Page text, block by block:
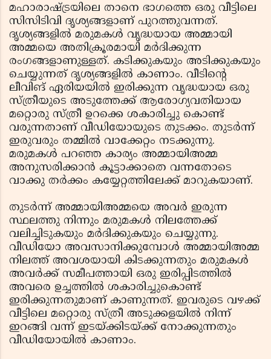
മഹാരാഷ്ട്രയിലെ താനെ ഭാഗത്തെ ഒരു വീട്ടിലെ
സിസിടിവി ദൃശ്യങ്ങളാണ് പുറത്തുവന്നത്.
ദൃശ്യങ്ങളില്‍ മരുമകള്‍ വൃദ്ധയായ അമ്മായി
അമ്മയെ അതിക്രൂരമായി മര്‍ദിക്കുന്ന
രംഗങ്ങളാണുള്ളത്. കടിക്കുകയും അടിക്കുകയും
ചെയ്യുന്നത് ദൃശ്യങ്ങളില്‍ കാണാം. വീടിന്റെ
ലീവിങ് ഏരിയയില്‍ ഇരിക്കുന്ന വൃദ്ധയായ ഒരു
സ്ത്രീയുടെ അടുത്തേക്ക് ആരോഗ്യവതിയായ
മറ്റൊരു സ്ത്രീ ഉറക്കെ ശകാരിച്ചു കൊണ്ട്
വരുന്നതാണ് വീഡിയോയുടെ തുടക്കം. തുടര്‍ന്ന്
ഇരുവരും തമ്മില്‍ വാക്കേറ്റം നടക്കുന്നു.
മരുമകള്‍ പറഞ്ഞ കാര്യം അമ്മായിഅമ്മ
അനുസരിക്കാന്‍ കൂട്ടാക്കാതെ വന്നതോടെ
വാക്കു തര്‍ക്കം കയ്യേറ്റത്തിലേക്ക് മാറുകയാണ്.
തുടര്‍ന്ന് അമ്മായിഅമ്മയെ അവര്‍ ഇരുന്ന
സ്ഥലത്തു നിന്നും മരുമകള്‍ നിലത്തേക്ക്
വലിച്ചിടുകയും മര്‍ദിക്കുകയും ചെയ്യുന്നു.
വീഡിയോ അവസാനിക്കുമ്പോള്‍ അമ്മായിഅമ്മ
നിലത്ത് അവശയായി കിടക്കുന്നതും മരുമകള്‍
അവര്‍ക്ക് സമീപത്തായി ഒരു ഇരിപ്പിടത്തില്‍
അവരെ ഉച്ചത്തില്‍ ശകാരിച്ചുകൊണ്ട്
ഇരിക്കുന്നതുമാണ് കാണുന്നത്. ഇവരുടെ വഴക്ക്
വീട്ടിലെ മറ്റൊരു സ്ത്രീ അടുക്കളയില്‍ നിന്ന്
ഇറങ്ങി വന്ന് ഇടയ്ക്കിടയ്ക്ക് നോക്കുന്നതും
വീഡിയോയില്‍ കാണാം.